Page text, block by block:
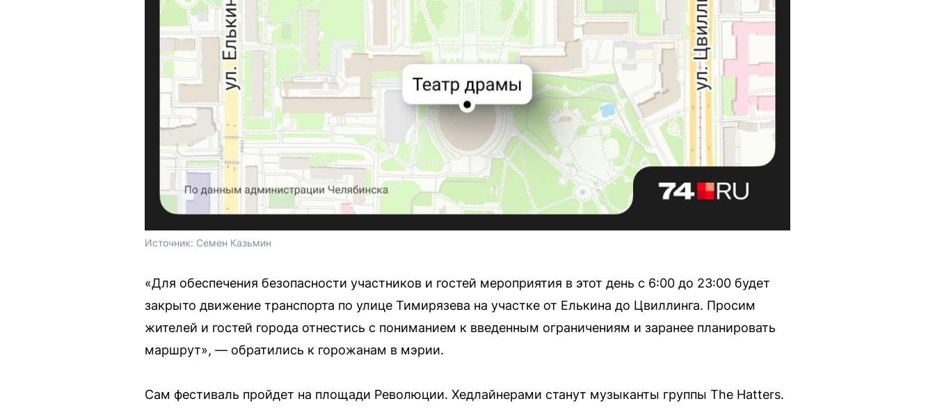
Источник: Семен Казьмин
«Для обеспечения безопасности участников и гостей мероприятия в этот день с 6:00 до 23:00 будет
закрыто движение транспорта по улице Тимирязева на участке от Елькина до Цвиллинга. Просим
жителей и гостей города отнестись с пониманием к введенным ограничениям и заранее планировать
маршрут», — обратились к горожанам в мэрии.
Сам фестиваль пройдет на площади Революции. Хедлайнерами станут музыканты группы The Hatters.